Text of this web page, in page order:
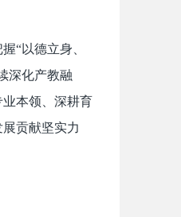
“以德立身、
深化产教融
本领、深耕育
贡献坚实力